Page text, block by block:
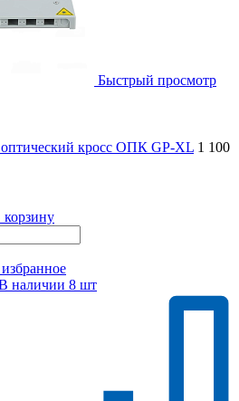
Быстрый просмотр
кросс ОПК GP-XL 1 100
наличии 8 шт